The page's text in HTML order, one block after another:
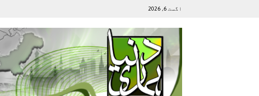
اگست 6, 2026